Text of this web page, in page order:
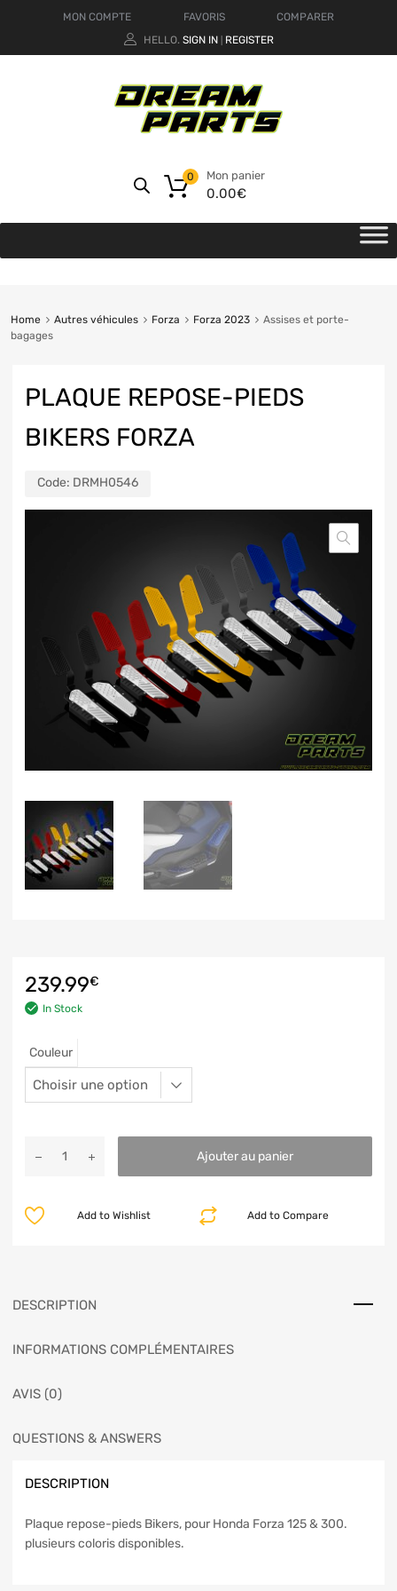
MON COMPTE FAVORIS
COMPARER
HELLO. SIGN IN REGISTER
Mon panier
0.00€
0
Home Autres véhicules Forza Forza 2023
Assises et porte-
bagages
PLAQUE REPOSE-PIEDS
BIKERS FORZA
Code: DRMH0546
239.99€
In Stock
Couleur
Ajouter au panier
Add to Compare
Add to Wishlist
DESCRIPTION
INFORMATIONS COMPLÉMENTAIRES
AVIS (0)
QUESTIONS & ANSWERS
DESCRIPTION
Plaque repose-pieds Bikers, pour Honda Forza 125 & 300.
plusieurs coloris disponibles.